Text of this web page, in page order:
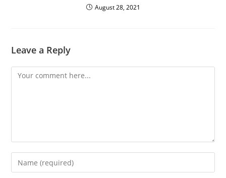
August 28, 2021
Leave a Reply
Comment
Enter
your